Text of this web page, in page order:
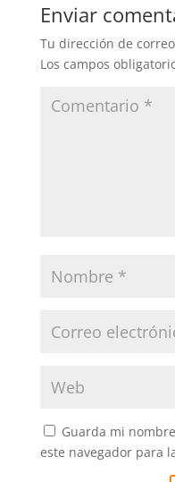
Enviar
Tu dirección de
Los campos
Guarda mi
este navegador para